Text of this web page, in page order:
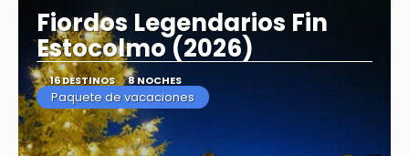
Fiordos Legendarios Fin
Estocolmo (2026)
16 DESTINOS 8 NOCHES
Paquete de vacaciones